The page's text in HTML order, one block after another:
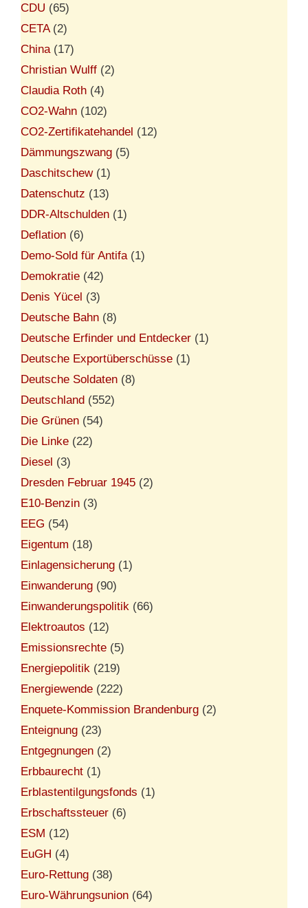
CDU (65)
CETA(2)
China(17)
Christian Wulff (2)
Claudia Roth (4)
CO2-Wahn (102)
CO2-Zertifikatehandel (12)
Dämmungszwang (5)
Daschitschew(1)
Datenschutz (13)
DDR-Altschulden (1)
Deflation (6)
Demo-Sold für Antifa(1)
Demokratie (42)
Denis Yücel (3)
Deutsche Bahn (8)
Deutsche Erfinder und Entdecker (1)
Deutsche Exportüberschüsse (1)
Deutsche Soldaten (8)
Deutschland (552)
Die Grünen (54)
Die Linke (22)
Diesel (3)
Dresden Februar 1945 (2)
E10-Benzin (3)
EEG (54)
Eigentum (18)
Einlagensicherung (1)
Einwanderung (90)
Einwanderungspolitik (66)
Elektroautos (12)
Emissionsrechte (5)
Energiepolitik (219)
Energiewende (222)
Enquete-Kommission Brandenburg (2)
Enteignung (23)
Entgegnungen (2)
Erbbaurecht (1)
Erblastentilgungsfonds (1)
Erbschaftssteuer (6)
ESM (12)
EuGH (4)
Euro-Rettung (38)
Euro-Währungsunion (64)